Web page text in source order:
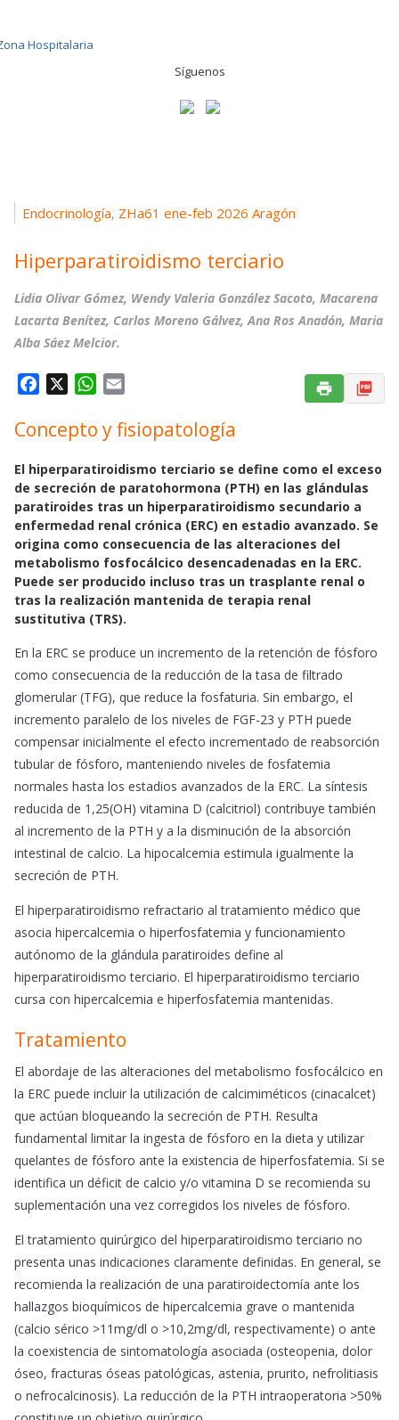
Síguenos
Endocrinología, ZHa61 ene-feb 2026 Aragón
Hiperparatiroidismo terciario
Lidia Olivar Gómez, Wendy Valeria González Sacoto, Macarena
Lacarta Benítez, Carlos Moreno Gálvez, Ana Ros Anadón, Maria
Alba Sáez Melcior.
c
b
o
o
k
W
a
s
A
p
p
a
l
Concepto y fisiopatología
El hiperparatiroidismo terciario se define como el exceso
de secreción de paratohormona (PTH) en las glándulas
paratiroides tras un hiperparatiroidismo secundario a
enfermedad renal crónica (ERC) en estadio avanzado. Se
origina como consecuencia de las alteraciones del
metabolismo fosfocálcico desencadenadas en la ERC.
Puede ser producido incluso tras un trasplante renal o
tras la realización mantenida de terapia renal
sustitutiva (TRS).
En la ERC se produce un incremento de la retención de fósforo
como consecuencia de la reducción de la tasa de filtrado
glomerular (TFG), que reduce la fosfaturia. Sin embargo, el
incremento paralelo de los niveles de FGF-23 y PTH puede
compensar inicialmente el efecto incrementado de reabsorción
tubular de fósforo, manteniendo niveles de fosfatemia
normales hasta los estadios avanzados de la ERC. La síntesis
reducida de 1,25(OH) vitamina D (calcitriol) contribuye también
al incremento de la PTH y a la disminución de la absorción
intestinal de calcio. La hipocalcemia estimula igualmente la
secreción de PTH.
El hiperparatiroidismo refractario al tratamiento médico que
asocia hipercalcemia o hiperfosfatemia y funcionamiento
autónomo de la glándula paratiroides define al
hiperparatiroidismo terciario. El hiperparatiroidismo terciario
cursa con hipercalcemia e hiperfosfatemia mantenidas.
Tratamiento
El abordaje de las alteraciones del metabolismo fosfocálcico en
la ERC puede incluir la utilización de calcimiméticos (cinacalcet)
que actúan bloqueando la secreción de PTH. Resulta
fundamental limitar la ingesta de fósforo en la dieta y utilizar
quelantes de fósforo ante la existencia de hiperfosfatemia. Si se
identifica un déficit de calcio y/o vitamina D se recomienda su
suplementación una vez corregidos los niveles de fósforo.
El tratamiento quirúrgico del hiperparatiroidismo terciario no
presenta unas indicaciones claramente definidas. En general, se
recomienda la realización de una paratiroidectomía ante los
hallazgos bioquímicos de hipercalcemia grave o mantenida
(calcio sérico >11mg/dl o >10,2mg/dl, respectivamente) o ante
la coexistencia de sintomatología asociada (osteopenia, dolor
óseo, fracturas óseas patológicas, astenia, prurito, nefrolitiasis
o nefrocalcinosis). La reducción de la PTH intraoperatoria >50%